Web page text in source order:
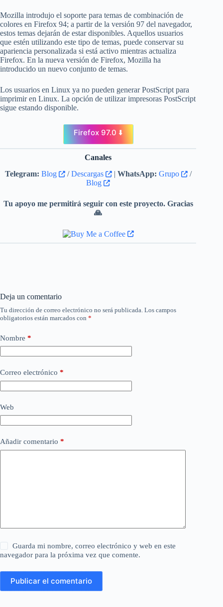
Mozilla introdujo el soporte para temas de combinación de
colores en Firefox 94; a partir de la versión 97 del navegador,
estos temas dejarán de estar disponibles. Aquellos usuarios
que estén utilizando este tipo de temas, puede conservar su
apariencia personalizada si está activo mientras actualiza
Firefox. En la nueva versión de Firefox, Mozilla ha
introducido un nuevo conjunto de temas.
Los usuarios en Linux ya no pueden generar PostScript para
imprimir en Linux. La opción de utilizar impresoras PostScript
sigue estando disponible.
Firefox 97.0 ⬇️
Canales
Telegram: Blog /Descargas | WhatsApp: Grupo
/
Blog
Tu apoyo me permitirá seguir con este proyecto. Gracias
🙏
Deja un comentario
Tu dirección de correo electrónico no será publicada. Los campos
obligatorios están marcados con *
Nombre *
Correo electrónico *
Web
Añadir comentario *
Guarda mi nombre, correo electrónico y web en este
navegador para la próxima vez que comente.
Publicar el comentario